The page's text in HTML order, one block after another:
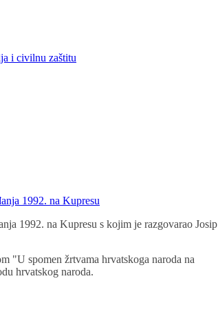
i civilnu zaštitu
1992. na Kupresu
1992. na Kupresu s kojim je razgovarao Josip
"U spomen žrtvama hrvatskoga naroda na
hrvatskog naroda.